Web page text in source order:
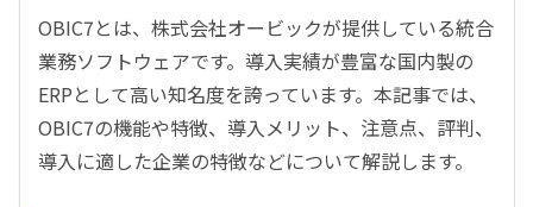
CRM／営業支援／Eコマース
DX（2025年の崖）／クラウドコンピューティング
データ分析／BI
ガバナンス／リスク管理
BPR／業務改善
OBIC7とは、株式会社オービックが提供している統合
業務ソフトウェアです。導入実績が豊富な国内製の
ERPとして高い知名度を誇っています。本記事では、
OBIC7の機能や特徴、導入メリット、注意点、評判、
導入に適した企業の特徴などについて解説します。